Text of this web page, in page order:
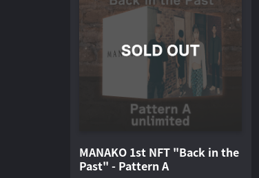
MANAKO 1st NFT "Back in the
Past" - Pattern A